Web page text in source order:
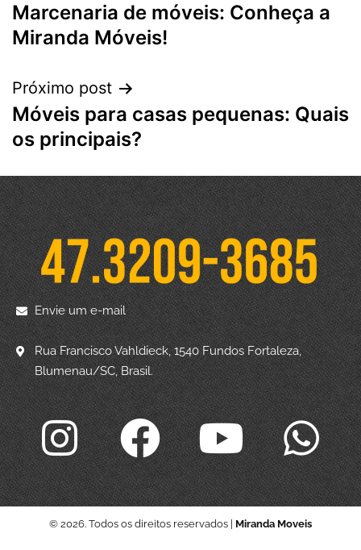
Marcenaria de móveis: Conheça a
Miranda Móveis!
Próximo post
Móveis para casas pequenas: Quais
os principais?
Envie um e-mail
Rua Francisco Vahldieck, 1540 Fundos Fortaleza,
Blumenau/SC, Brasil.
© 2026. Todos os direitos reservados | Miranda Moveis